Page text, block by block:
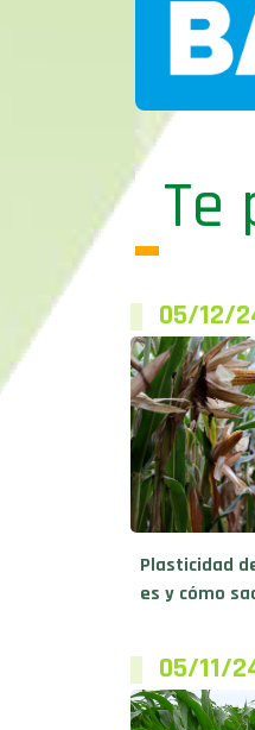
Te
05/12/
Plasticidad
es y cómo
05/11/